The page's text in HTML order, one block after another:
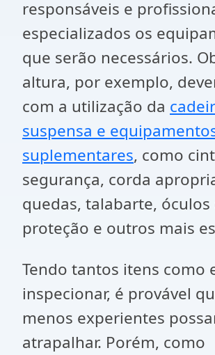
responsáveis e
especializados os
que serão necessários.
altura, por exemplo,
com a utilização da
suspensa e
suplementares, como
segurança, corda
quedas, talabarte, óculos
proteção e outros mais
Tendo tantos itens como
inspecionar, é provável
menos experientes
atrapalhar. Porém, como